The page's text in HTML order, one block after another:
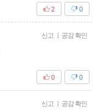
0
2
신고 | 공감 확인
0
0
신고 | 공감 확인